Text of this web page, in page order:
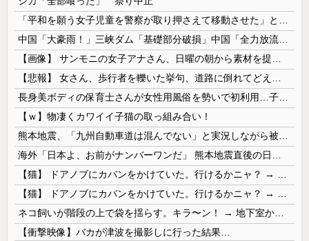
【ｗ】物凄くカワイイ子猫の取っ組み合い！
【衝撃映像】バカが津波を撮影しに行った結果…